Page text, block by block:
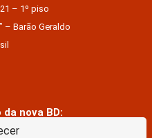
– 1º piso
– Barão Geraldo
nova BD: